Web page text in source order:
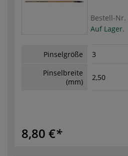
Bestell-Nr.
Auf Lager.
Pinselgröße
3
Pinselbreite
(mm)
2,50
8,80 €